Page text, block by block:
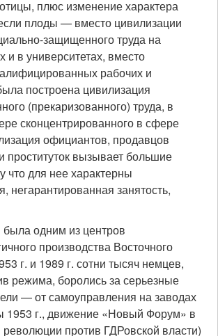
плюс изменение характера
плоды — вместо цивилизации
защищенного труда на
и в университетах, вместо
рабочих и
построена цивилизация
(прекаризованного) труда, в
сконцентрированного в сфере
официантов, продавцов
проституток вызывает большие
что для нее характерны
негарантированная занятость,
одним из центров
производства Восточного
г. и 1989 г. сотни тысяч немцев,
режима, боролись за серьезные
— от самоуправления на заводах
1953 г., движение «Новый Форум» в
против ГДРовской власти)